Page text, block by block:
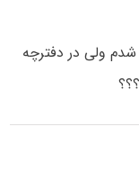
مجاز شدم ولی در دفترچه